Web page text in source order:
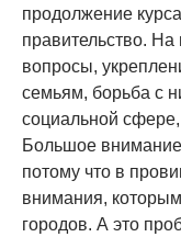
продолжение
правительство.
вопросы,
семьям, борьба с
социальной
Большое
потому что в
внимания,
городов. А это